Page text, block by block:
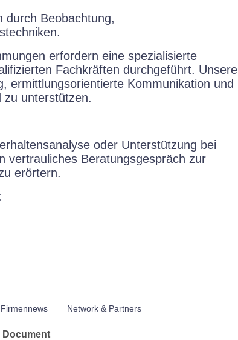
durch Beobachtung,
erfordern eine spezialisierte
Fachkräften durchgeführt. Unsere
ermittlungsorientierte Kommunikation und
zu unterstützen.
oder Unterstützung bei
vertrauliches Beratungsgespräch zur
erörtern.
Firmennews Network & Partners
Document